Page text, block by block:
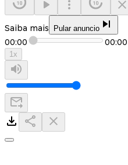
Saiba mais Pular anuncio
00:00 00:00
1x